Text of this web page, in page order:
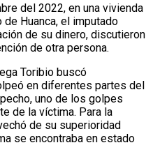
del 2022, en una vivienda
Huanca, el imputado
de su dinero, discutieron
de otra persona.
Toribio buscó
en diferentes partes del
uno de los golpes
de la víctima. Para la
de su superioridad
se encontraba en estado